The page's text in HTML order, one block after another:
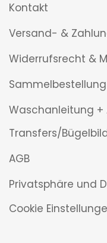
Kontakt
Versand- &
Widerrufsrecht &
Waschanleitung
Transfers/
AGB
Privatsphäre und
Cookie